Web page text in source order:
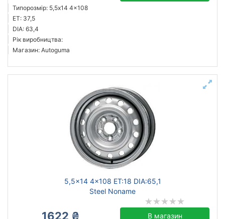
Типорозмір: 5,5x14 4x108
ET: 37,5
DIA: 63,4
Рік виробництва:
Магазин: Autoguma
5,5x14 4x108 ET:18 DIA:65,1
Steel Noname
1622 ₴ В магазин